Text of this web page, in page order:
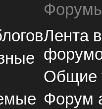
Лента
Общие
Форум